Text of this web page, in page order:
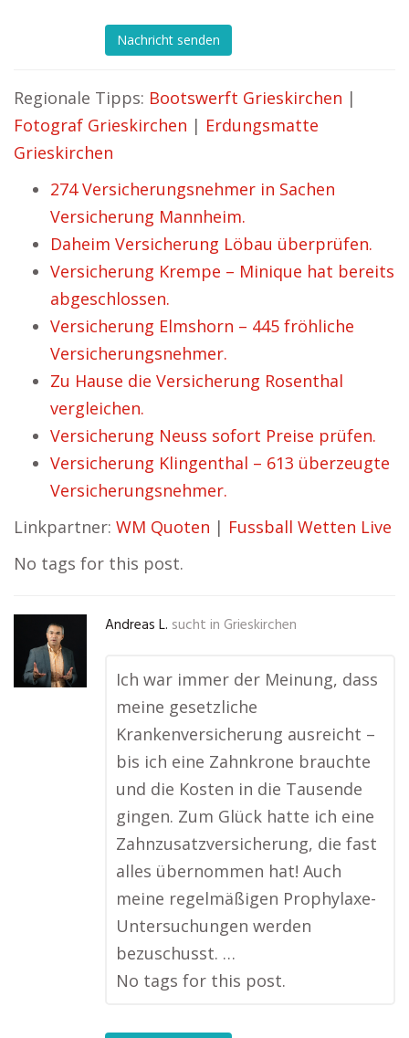
Nachricht senden
Regionale Tipps: Bootswerft Grieskirchen |
Fotograf Grieskirchen | Erdungsmatte
Grieskirchen
274 Versicherungsnehmer in Sachen
Versicherung Mannheim.
Daheim Versicherung Löbau überprüfen.
Versicherung Krempe – Minique hat bereits
abgeschlossen.
Versicherung Elmshorn – 445 fröhliche
Versicherungsnehmer.
Zu Hause die Versicherung Rosenthal
vergleichen.
Versicherung Neuss sofort Preise prüfen.
Versicherung Klingenthal – 613 überzeugte
Versicherungsnehmer.
Linkpartner: WM Quoten | Fussball Wetten Live
No tags for this post.
Andreas L. sucht in Grieskirchen
Ich war immer der Meinung, dass
meine gesetzliche
Krankenversicherung ausreicht –
bis ich eine Zahnkrone brauchte
und die Kosten in die Tausende
gingen. Zum Glück hatte ich eine
Zahnzusatzversicherung, die fast
alles übernommen hat! Auch
meine regelmäßigen Prophylaxe-
Untersuchungen werden
bezuschusst. …
No tags for this post.